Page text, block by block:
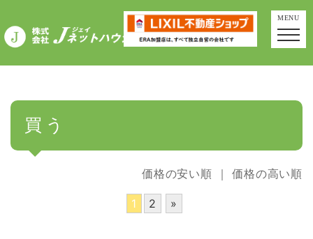
MENU
買う
価格の安い順 ｜価格の高い順
1 2 »